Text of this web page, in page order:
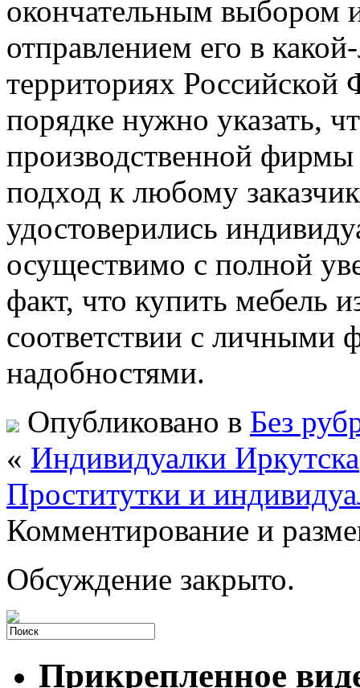
окончательным выбором
отправлением его в
территориях
порядке нужно указать,
производственной фирмы
подход к любому
удостоверились
осуществимо с полной
факт, что купить мебель
соответствии с личными
надобностями.
Опубликовано в Без
« Индивидуалки Иркутска
Проститутки и
Комментирование и
Обсуждение закрыто.
Прикрепленное